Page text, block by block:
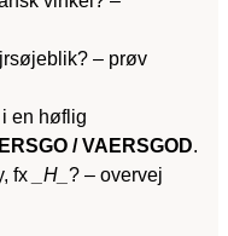
– prøv
en høflig
/ VAERSGOD.
fx
_H_ ? – overvej